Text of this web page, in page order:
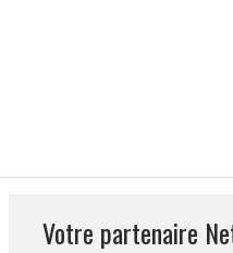
Votre partenaire